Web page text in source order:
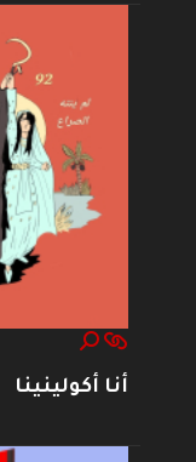
أنا أكولينينا